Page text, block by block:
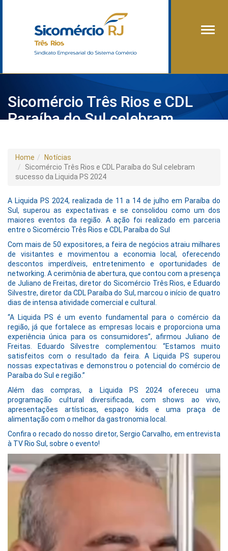
Sicomércio Três Rios e CDL
Paraíba do Sul celebram
Home
Notícias
Sicomércio Três Rios e CDL Paraíba do Sul celebram
sucesso da Liquida PS 2024
A Liquida PS 2024, realizada de 11 a 14 de julho em Paraíba do
Sul, superou as expectativas e se consolidou como um dos
maiores eventos da região. A ação foi realizado em parceria
entre o Sicomércio Três Rios e CDL Paraíba do Sul
Com mais de 50 expositores, a feira de negócios atraiu milhares
de visitantes e movimentou a economia local, oferecendo
descontos imperdíveis, entretenimento e oportunidades de
networking. A cerimônia de abertura, que contou com a presença
de Juliano de Freitas, diretor do Sicomércio Três Rios, e Eduardo
Silvestre, diretor da CDL Paraíba do Sul, marcou o início de quatro
dias de intensa atividade comercial e cultural.
“A Liquida PS é um evento fundamental para o comércio da
região, já que fortalece as empresas locais e proporciona uma
experiência única para os consumidores”, afirmou Juliano de
Freitas. Eduardo Silvestre complementou: “Estamos muito
satisfeitos com o resultado da feira. A Liquida PS superou
nossas expectativas e demonstrou o potencial do comércio de
Paraíba do Sul e região.”
Além das compras, a Liquida PS 2024 ofereceu uma
programação cultural diversificada, com shows ao vivo,
apresentações artísticas, espaço kids e uma praça de
alimentação com o melhor da gastronomia local.
Confira o recado do nosso diretor, Sergio Carvalho, em entrevista
à TV Rio Sul, sobre o evento!
de